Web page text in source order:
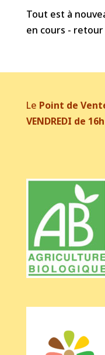
Tout est à
en cours -
Le Point de
VENDREDI de